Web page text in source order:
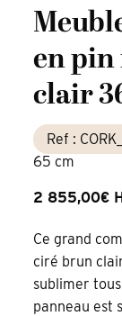
en
clair
Ref :
65 cm
2 855,00€
Ce grand
ciré brun
sublimer tous
panneau est